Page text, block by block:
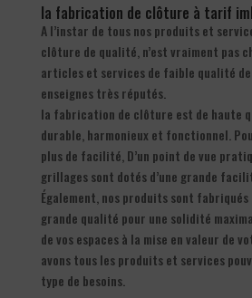
la fabrication de clôture à tarif
A l’instar de tous nos produits et
clôture de qualité, n’est vraiment pas
articles et services de faible qualité
enseignes très réputés.
la fabrication de clôture est de haute
durable, harmonieux et fonctionnel.
plus de facilité, D’un point de vue
grillages sont dotés d’une grande
Également, nos produits sont
grande qualité pour une solidité
de vos espaces à la mise en valeur de
avons tous les produits et services
type de besoins.